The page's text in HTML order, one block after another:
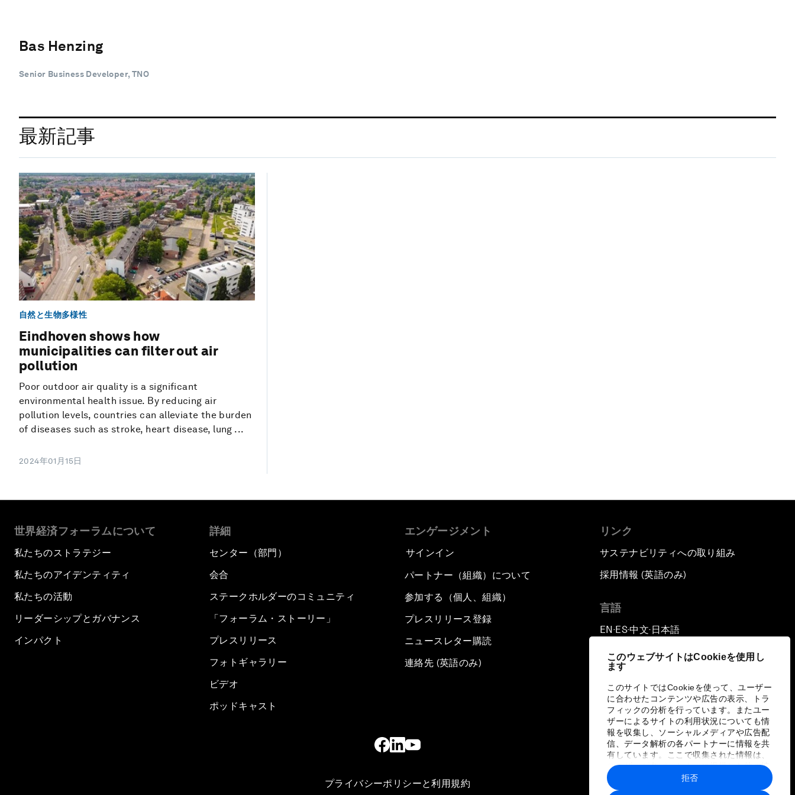
このウェブサイトはCookieを使用し
ます
このサイトではCookieを使って、ユーザー
に合わせたコンテンツや広告の表示、トラ
フィックの分析を行っています。またユー
ザーによるサイトの利用状況についても情
報を収集し、ソーシャルメディアや広告配
信、データ解析の各パートナーに情報を共
有しています。ここで収集された情報は、
ユーザーが各パートナーに提供した他の情
報や各パートナーのサービスを使用した際
に収集された情報と組み合わされ、各パー
拒否
Bas Henzing
Senior Business Developer, TNO
最新記事
自然と生物多様性
Eindhoven shows how
municipalities can filter out air
pollution
Poor outdoor air quality is a significant
environmental health issue. By reducing air
pollution levels, countries can alleviate the burden
of diseases such as stroke, heart disease, lung ...
2024年01月15日
世界経済フォーラムについて
私たちのストラテジー
私たちのアイデンティティ
私たちの活動
リーダーシップとガバナンス
インパクト
詳細
センター（部門）
会合
ステークホルダーのコミュニティ
「フォーラム・ストーリー」
プレスリリース
フォトギャラリー
ビデオ
ポッドキャスト
エンゲージメント
サインイン
パートナー（組織）について
参加する（個人、組織）
プレスリリース登録
ニュースレター購読
連絡先 (英語のみ)
リンク
サステナビリティへの取り組み
採用情報 (英語のみ)
言語
EN ▪ ES▪中文▪ 日本語
プライバシーポリシーと利用規約